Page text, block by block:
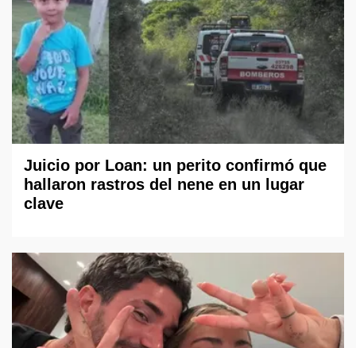
Juicio por Loan: un perito confirmó que
hallaron rastros del nene en un lugar
clave